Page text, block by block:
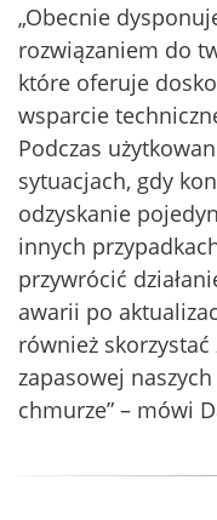
„Obecnie
rozwiązaniem do
które oferuje
wsparcie
Podczas
sytuacjach, gdy
odzyskanie
innych
przywrócić
awarii po
również
zapasowej
chmurze” – mówi